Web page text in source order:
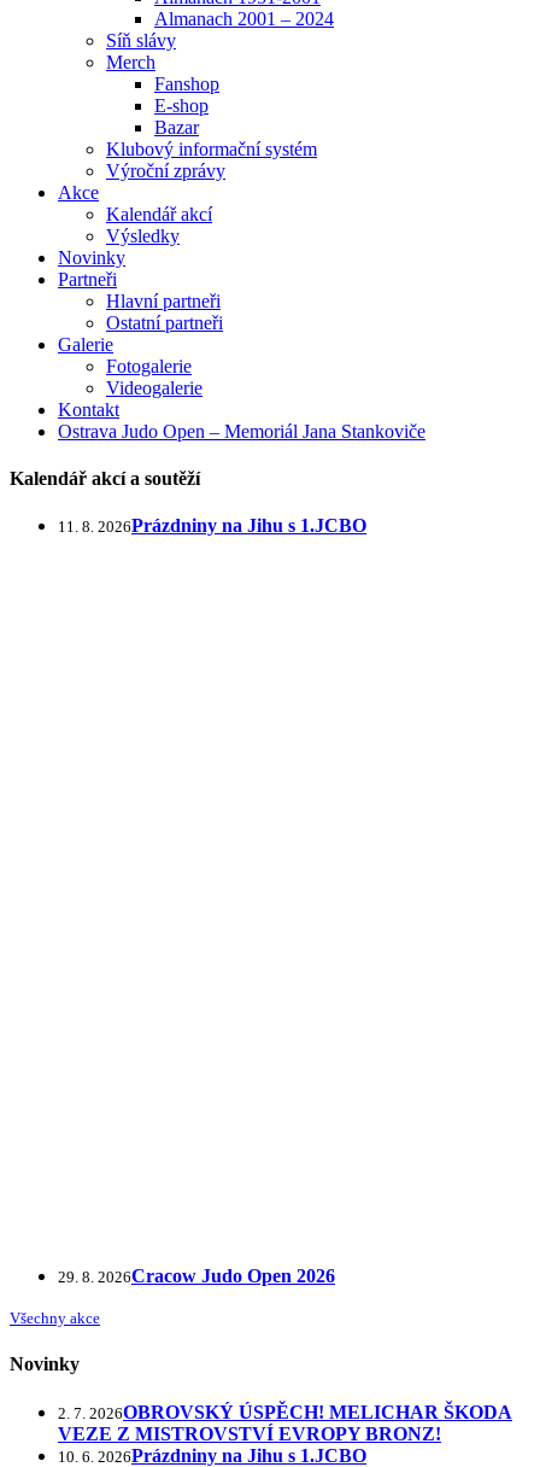
Almanach 2001 – 2024
Síň slávy
Merch
Fanshop
E-shop
Bazar
Klubový informační systém
Výroční zprávy
Akce
Kalendář akcí
Výsledky
Novinky
Partneři
Hlavní partneři
Ostatní partneři
Galerie
Fotogalerie
Videogalerie
Kontakt
Ostrava Judo Open – Memoriál Jana Stankoviče
Kalendář akcí a soutěží
11. 8. 2026Prázdniny na Jihu s 1.JCBO
29. 8. 2026Cracow Judo Open 2026
Všechny akce
Novinky
2. 7. 2026OBROVSKÝ ÚSPĚCH! MELICHAR ŠKODA
VEZE Z MISTROVSTVÍ EVROPY BRONZ!
10. 6. 2026Prázdniny na Jihu s 1.JCBO